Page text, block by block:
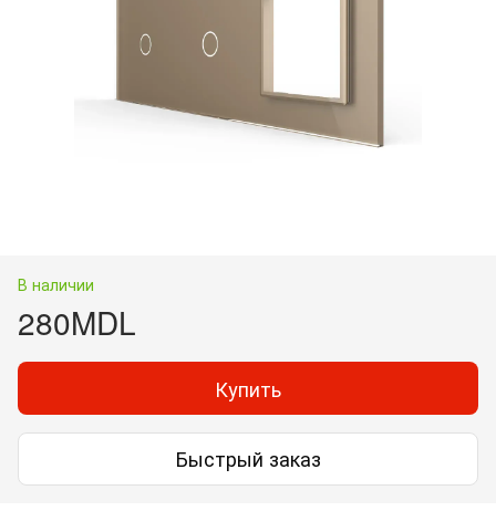
В наличии
280MDL
Купить
Быстрый заказ